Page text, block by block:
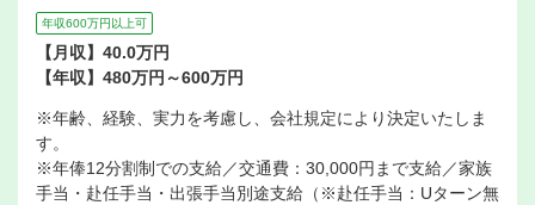
年収600万円以上可
【月収】40.0万円
【年収】480万円～600万円
※年齢、経験、実力を考慮し、会社規定により決定いたしま
す。
※年俸12分割制での支給／交通費：30,000円まで支給／家族
手当・赴任手当・出張手当別途支給（※赴任手当：Uターン無